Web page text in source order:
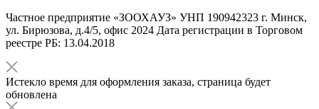
Частное предприятие «ЗООХАУЗ» УНП 190942323 г. Минск,
ул. Бирюзова, д.4/5, офис 2024 Дата регистрации в Торговом
реестре РБ: 13.04.2018
Истекло время для оформления заказа, страница будет
обновлена